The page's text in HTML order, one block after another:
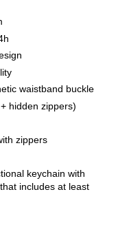
waistband buckle
hidden zippers)
zippers
keychain with
includes at least